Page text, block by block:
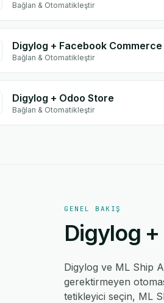
Bağlan & Otomatikleştir
Digylog + Facebook Commerce
Bağlan & Otomatikleştir
Digylog + Odoo Store
Bağlan & Otomatikleştir
GENEL BAKIŞ
Digylog +
Digylog ve ML Ship
gerektirmeyen
tetikleyici seçin, ML